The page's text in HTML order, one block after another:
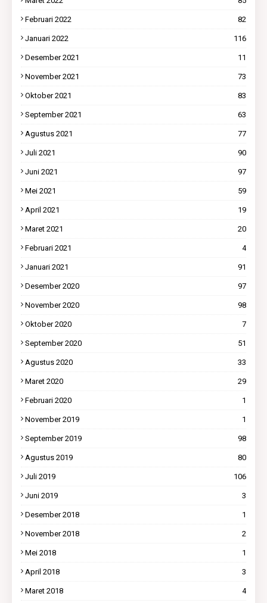
Februari 2022 82
Januari 2022 116
Desember 2021 11
November 2021 73
Oktober 2021 83
September 2021 63
Agustus 2021 77
Juli 2021 90
Juni 2021 97
Mei 2021 59
April 2021 19
Maret 2021 20
Februari 2021 4
Januari 2021 91
Desember 2020 97
November 2020 98
Oktober 2020 7
September 2020 51
Agustus 2020 33
Maret 2020 29
Februari 2020 1
November 2019 1
September 2019 98
Agustus 2019 80
Juli 2019 106
Juni 2019 3
Desember 2018 1
November 2018 2
Mei 2018 1
April 2018 3
Maret 2018 4